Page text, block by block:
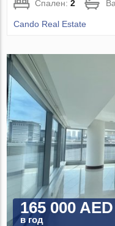
Спален:2
Cando Real Estate
165 000 AED
в год